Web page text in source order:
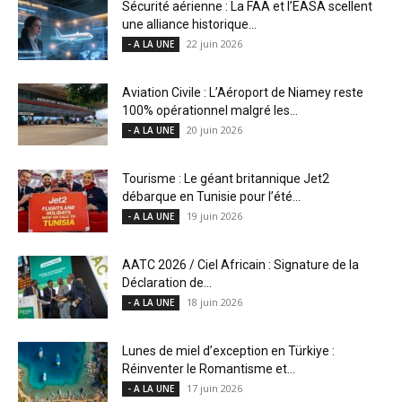
Sécurité aérienne : La FAA et l’EASA scellent
une alliance historique...
- A LA UNE 22 juin 2026
Aviation Civile : L’Aéroport de Niamey reste
100% opérationnel malgré les...
- A LA UNE 20 juin 2026
Tourisme : Le géant britannique Jet2
débarque en Tunisie pour l’été...
- A LA UNE 19 juin 2026
AATC 2026 / Ciel Africain : Signature de la
Déclaration de...
- A LA UNE 18 juin 2026
Lunes de miel d’exception en Türkiye :
Réinventer le Romantisme et...
- A LA UNE 17 juin 2026